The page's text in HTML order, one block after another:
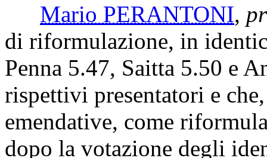
Mario PERANTONI,
di riformulazione, in
Penna 5.47, Saitta 5.50 e
rispettivi presentatori e
emendative, come
dopo la votazione degli